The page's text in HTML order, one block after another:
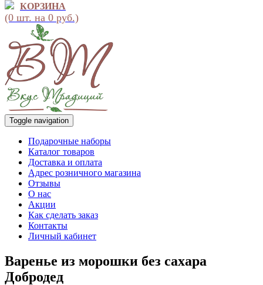
КОРЗИНА
(0 шт. на 0 руб.)
Toggle navigation
Подарочные наборы
Каталог товаров
Доставка и оплата
Адрес розничного магазина
Отзывы
О нас
Акции
Как сделать заказ
Контакты
Личный кабинет
Варенье из морошки без сахара
Добродед